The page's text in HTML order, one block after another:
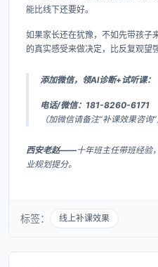
能比线下还要好。
如果家长还在犹豫，不如先带孩子
的真实感受来做决定，比反复观望
添加微信，领AI诊断+试听课：
电话/微信：181-8260-6171
（加微信请备注“补课效果咨询”
西安老赵——十年班主任带班经验
业规划提分。
标签： 线上补课效果